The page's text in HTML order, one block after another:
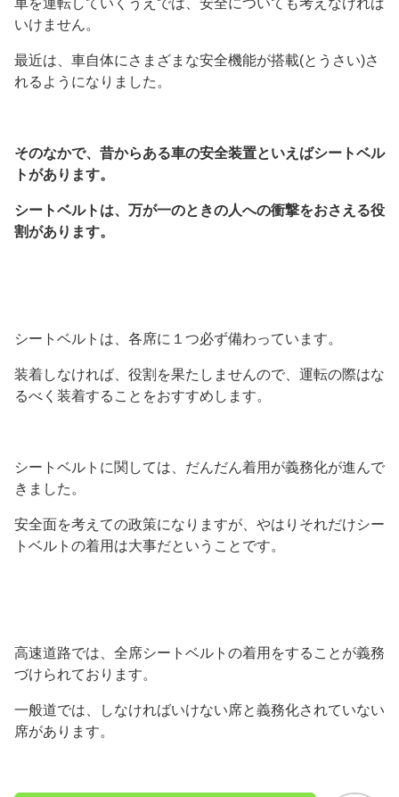
いけません。
最近は、車自体にさまざまな安全機能が搭載(とうさい)さ
れるようになりました。
そのなかで、昔からある車の安全装置といえばシートベル
トがあります。
シートベルトは、万が一のときの人への衝撃をおさえる役
割があります。
シートベルトは、各席に１つ必ず備わっています。
装着しなければ、役割を果たしませんので、運転の際はな
るべく装着することをおすすめします。
シートベルトに関しては、だんだん着用が義務化が進んで
きました。
安全面を考えての政策になりますが、やはりそれだけシー
トベルトの着用は大事だということです。
高速道路では、全席シートベルトの着用をすることが義務
づけられております。
一般道では、しなければいけない席と義務化されていない
席があります。